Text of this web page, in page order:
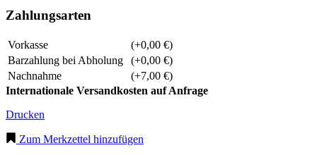
Zahlungsarten
Vorkasse
(+0,00 €)
Barzahlung bei Abholung
(+0,00 €)
Nachnahme
(+7,00 €)
Internationale Versandkosten auf Anfrage
Drucken
Zum Merkzettel hinzufügen